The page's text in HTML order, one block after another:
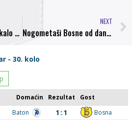
Sretan rođendan Plakalo Muhamedu
NEXT
Nogometaši Bosne od danas na Ponijerima